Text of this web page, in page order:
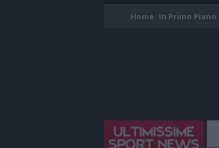
Home In Primo Piano